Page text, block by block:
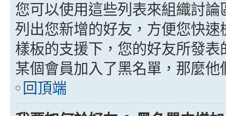
您可以使用這些列表來組織討
列出您新增的好友，方便您快
樣板的支援下，您的好友所發
某個會員加入了黑名單，那麼
回頂端